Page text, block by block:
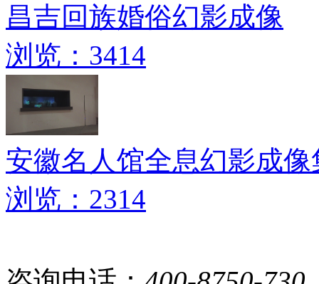
昌吉回族婚俗幻影成像
浏览：3414
安徽名人馆全息幻影成像
浏览：2314